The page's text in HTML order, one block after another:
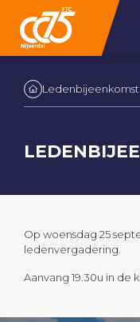
Ledenbijeenkomst
Op woensdag 25
ledenvergadering.
Aanvang 19.30u in de